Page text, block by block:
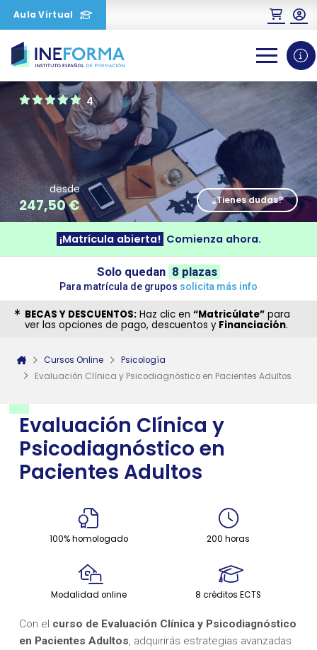
Aula Virtual
Evaluación Clínica y
Psicodiagnóstico en
Pacientes Adultos
100% homologado 200 horas
Modalidad online 8 créditos ECTS
Con el curso de Evaluación Clínica y Psicodiagnóstico
en Pacientes Adultos , adquirirás estrategias avanzadas
4
desde
247,50€ ¿Tienes dudas?
¡Matrícula abierta! Comienza ahora.
Solo quedan 8 plazas
Para matrícula de grupos solicita más info
BECAS Y DESCUENTOS: Haz clic en “Matricúlate” para
ver las opciones de pago, descuentos y Financiación.
Cursos Online
Psicología
Evaluación Clínica y Psicodiagnóstico en Pacientes Adultos